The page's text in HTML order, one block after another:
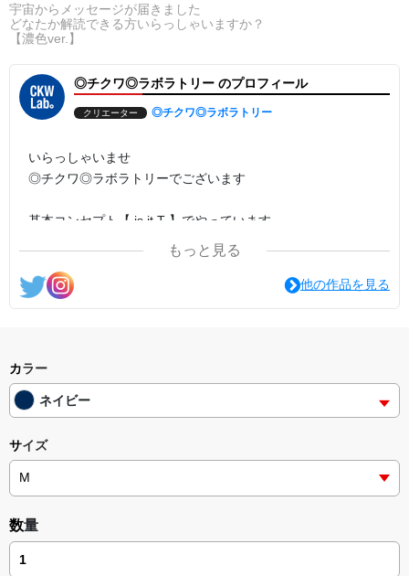
宇宙からメッセージが届きました
どなたか解読できる方いらっしゃいますか？
【濃色ver.】
◎チクワ◎ラボラトリー のプロフィール
クリエーター ◎チクワ◎ラボラトリー
いらっしゃいませ
◎チクワ◎ラボラトリーでございます
基本コンセプト【 is it.T 】でやっています
見た人が、思わず『イジりたい』と思ってしまうような
どうぞ、ごゆっくり ご覧ください
もっと見る
他の作品を見る
カラー
ネイビー
サイズ
数量